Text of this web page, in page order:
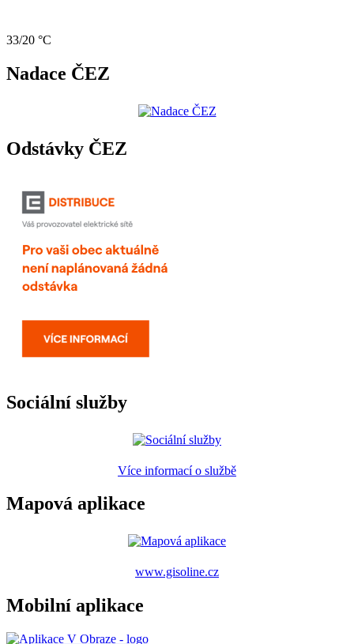
33/20 °C
Nadace ČEZ
Odstávky ČEZ
Sociální služby
Více informací o službě
Mapová aplikace
www.gisoline.cz
Mobilní aplikace